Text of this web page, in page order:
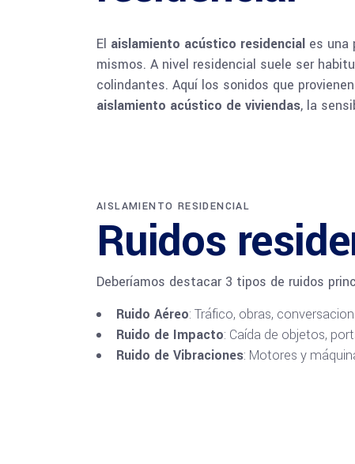
El aislamiento acústico residencial es una
mismos. A nivel residencial suele ser
colindantes. Aquí los sonidos que
aislamiento acústico de viviendas, la
AISLAMIENTO RESIDENCIAL
Ruidos
Deberíamos destacar 3 tipos de ruidos
Ruido Aéreo: Tráfico, obras,
Ruido de Impacto: Caída de objetos,
Ruido de Vibraciones: Motores y